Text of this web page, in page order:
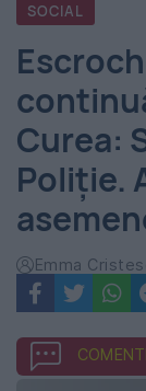
România
-
Evenimentul
Zilei
SOCIAL
Curea:
Poliție.
Emma